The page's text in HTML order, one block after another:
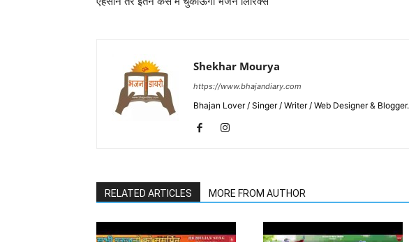
Shekhar Mourya
https://www.bhajandiary.com
Bhajan Lover / Singer / Writer / Web Designer & Blogger.
RELATED ARTICLES MORE FROM AUTHOR